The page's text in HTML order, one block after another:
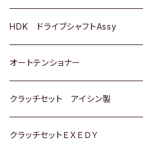
ＢＥＮＺ
スバル
三菱
スバル
マツダ
三菱
スバル
マツダ
三菱
スバル
日産
いすゞ
ダイハツ
マツダ
ＢＭＷ
GOLF
ＷＡＧＥＮ
アストロ（シボレー）
ＢＭＷ
ＷＡＧＥＮ
ＶＯＬＶＯ
トヨタ
ホンダ
スズキ
日産
HDK ドライブシャフトAssy
スズキ
ダイハツ
日産
オートテンショナー
トヨタ
クラッチセット アイシン製
ホンダ
クラッチセットＥＸＥＤＹ